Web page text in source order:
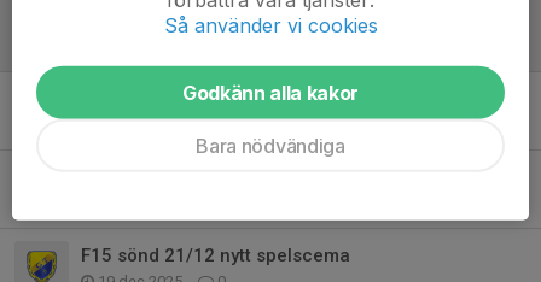
Träningen tisd 10/2 kl.19:40 inställd
Kvällens U14 match 6/2 inställd pga sjukdom
6 feb, 11:18 0
F15 sönd 21/12 nytt spelscema
Så använder vi cookies
Godkänn alla kakor
Bara nödvändiga